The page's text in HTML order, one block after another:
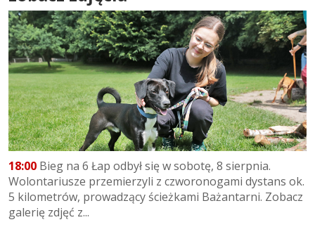
18:00 Bieg na 6 Łap odbył się w sobotę, 8 sierpnia.
Wolontariusze przemierzyli z czworonogami dystans ok.
5 kilometrów, prowadzący ścieżkami Bażantarni. Zobacz
galerię zdjęć z...